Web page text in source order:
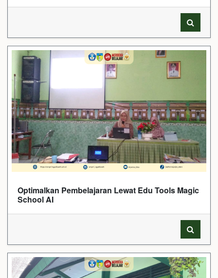
Optimalkan Pembelajaran Lewat Edu Tools Magic
School AI